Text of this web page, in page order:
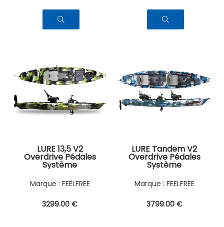
LURE 13,5 V2
Overdrive Pédales
Système
FEELFREE
3299.00 €
LURE Tandem V2
Overdrive Pédales
Système
FEELFREE
3799.00 €